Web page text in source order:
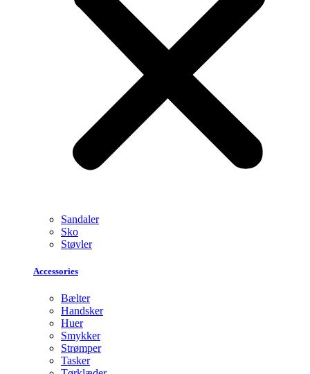
Sandaler
Sko
Støvler
Accessories
Bælter
Handsker
Huer
Smykker
Strømper
Tasker